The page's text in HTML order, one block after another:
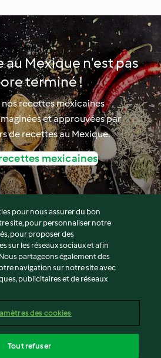
Mexique n’est pas
terminé !
recettes mexicaines
et approuvées par
de recettes au Mexique.
mexicaines
pour nous assurer du bon
site, pour personnaliser notre
pour proposer des
sur les réseaux sociaux et afin
partageons également des
navigation sur notre site avec
publicitaires et de réseaux
des cookies
Tout refuser